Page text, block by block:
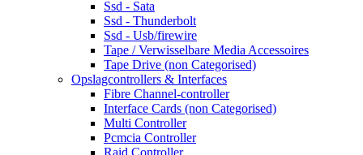
Ssd - Sata
Ssd - Thunderbolt
Ssd - Usb/firewire
Tape / Verwisselbare Media Accessoires
Tape Drive (non Categorised)
Opslagcontrollers & Interfaces
Fibre Channel-controller
Interface Cards (non Categorised)
Multi Controller
Pcmcia Controller
Raid Controller